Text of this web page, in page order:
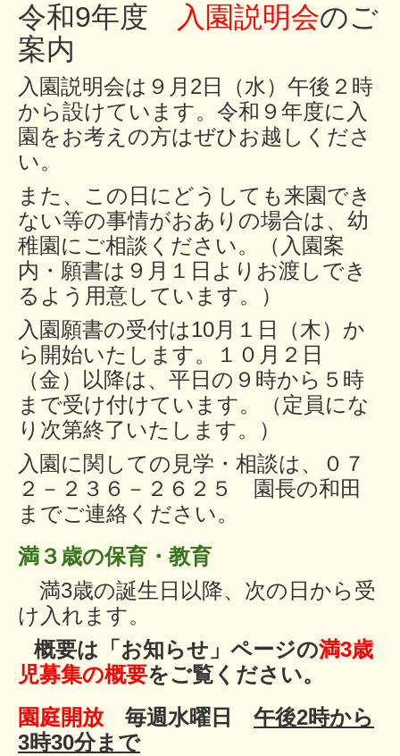
令和9年度 入園説明会のご
案内
入園説明会は ９月2日（水）午後２時
から設けています。令和９年度に入
園をお考えの方はぜひお越しくださ
い。
また、この日にどうしても来園でき
ない等の事情がおありの場合は、幼
稚園にご相談ください。
（入園案
内・ 願書は９月１日よりお渡しでき
るよう用意しています。）
入園願書の受付は10月１日（木）か
ら開始いたします。１０月２日
（金）以降は、平日の９時から５時
まで受け付けています。（定員にな
り次第終了いたします。）
入園に関しての見学・相談は、０７
２－２３６－２６２５ 園長の和田
までご連絡ください。
満３歳の保育・教育
満3歳の誕生日以降、 次の日から受
け入れます。
概要は「お知らせ」ページの満3歳
児募集の概要をご覧ください。
園庭開放 毎週水曜日 午後2時から
3時30分まで